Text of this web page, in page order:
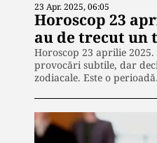
23 Apr. 2025, 06:05
Horoscop 23
au de trecut un
Horoscop 23 aprilie
provocări subtile, dar
zodiacale. Este o